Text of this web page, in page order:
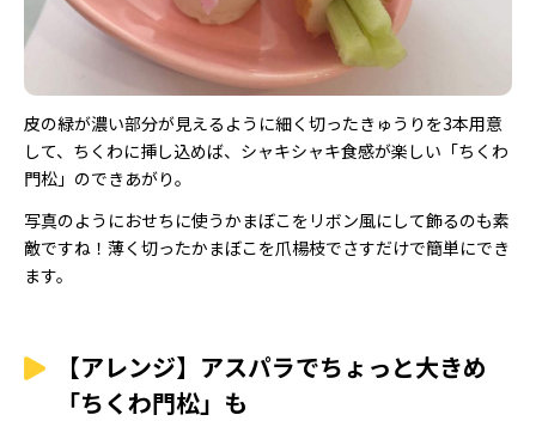
皮の緑が濃い部分が見えるように細く切ったきゅうりを3本用意
して、ちくわに挿し込めば、シャキシャキ食感が楽しい「ちくわ
門松」のできあがり。
写真のようにおせちに使うかまぼこをリボン風にして飾るのも素
敵ですね！薄く切ったかまぼこを爪楊枝でさすだけで簡単にでき
ます。
【アレンジ】アスパラでちょっと大きめ
「ちくわ門松」も